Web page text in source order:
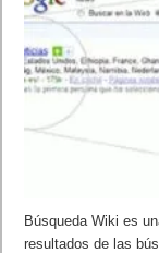
Búsqueda Wiki es
resultados de las